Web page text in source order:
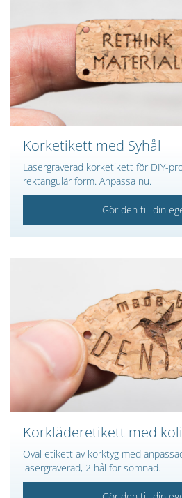
Korketikett med Syhål
Lasergraverad korketikett för DIY-
rektangulär form. Anpassa nu.
Gör den till din
Korkläderetikett med
Oval etikett av korktyg med
lasergraverad, 2 hål för sömnad.